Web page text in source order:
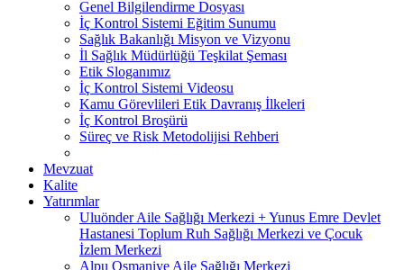
Genel Bilgilendirme Dosyası
İç Kontrol Sistemi Eğitim Sunumu
Sağlık Bakanlığı Misyon ve Vizyonu
İl Sağlık Müdürlüğü Teşkilat Şeması
Etik Sloganımız
İç Kontrol Sistemi Videosu
Kamu Görevlileri Etik Davranış İlkeleri
İç Kontrol Broşürü
Süreç ve Risk Metodolijisi Rehberi
Mevzuat
Kalite
Yatırımlar
Uluönder Aile Sağlığı Merkezi + Yunus Emre Devlet
Hastanesi Toplum Ruh Sağlığı Merkezi ve Çocuk
İzlem Merkezi
Alpu Osmaniye Aile Sağlığı Merkezi